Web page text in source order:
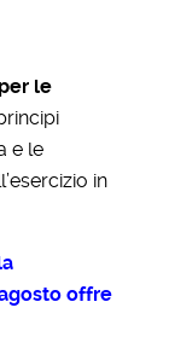
per le
e le
in
offre